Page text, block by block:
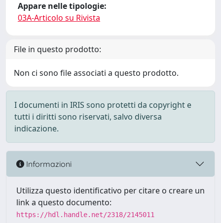
Appare nelle tipologie:
03A-Articolo su Rivista
File in questo prodotto:
Non ci sono file associati a questo prodotto.
I documenti in IRIS sono protetti da copyright e
tutti i diritti sono riservati, salvo diversa
indicazione.
Informazioni
Utilizza questo identificativo per citare o creare un
link a questo documento:
https://hdl.handle.net/2318/2145011